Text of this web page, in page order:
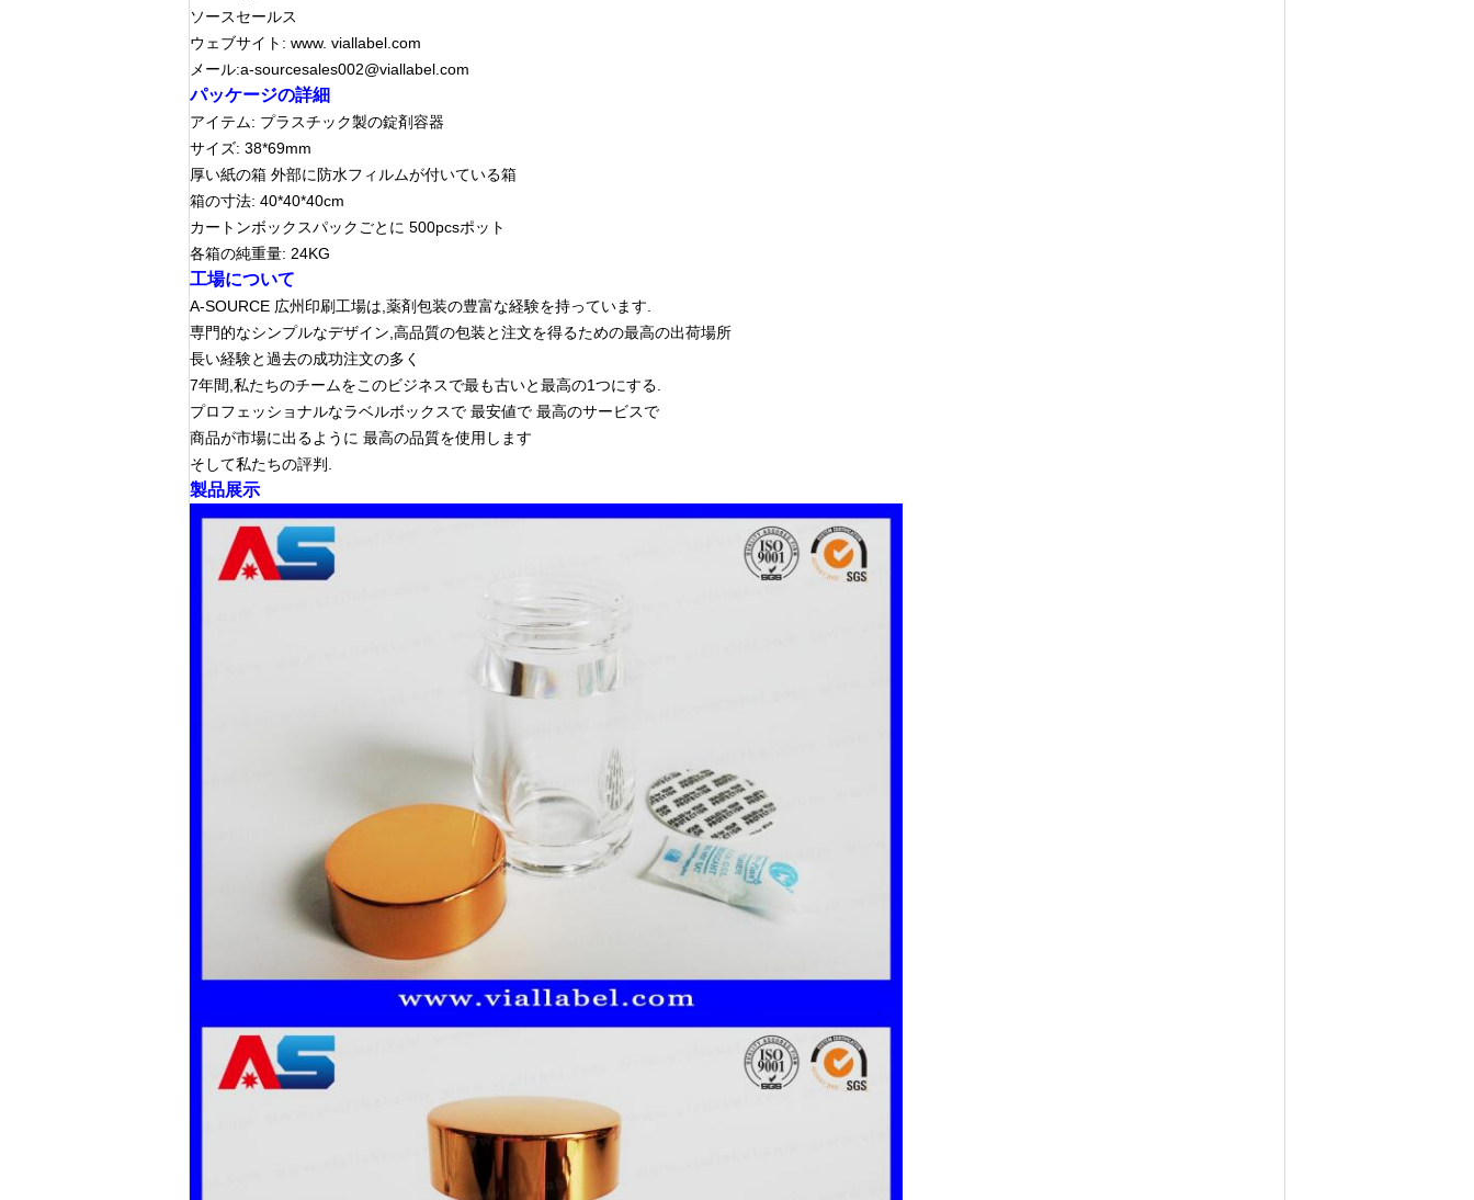
ソースセールス
ウェブサイト: www. viallabel.com
メール:a-sourcesales002@viallabel.com
パッケージの詳細
アイテム: プラスチック製の錠剤容器
サイズ: 38*69mm
厚い紙の箱 外部に防水フィルムが付いている箱
箱の寸法: 40*40*40cm
カートンボックスパックごとに 500pcsポット
各箱の純重量: 24KG
工場について
A-SOURCE 広州印刷工場は,薬剤包装の豊富な経験を持っています.
専門的なシンプルなデザイン,高品質の包装と注文を得るための最高の出荷場所
長い経験と過去の成功注文の多く
7年間,私たちのチームをこのビジネスで最も古いと最高の1つにする.
プロフェッショナルなラベルボックスで 最安値で 最高のサービスで
商品が市場に出るように 最高の品質を使用します
そして私たちの評判.
製品展示